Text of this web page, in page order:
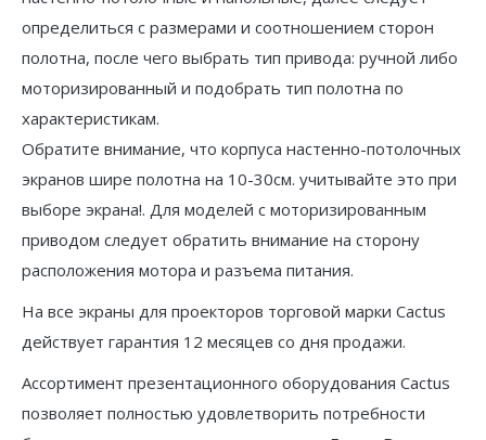
определиться с размерами и соотношением сторон
полотна, после чего выбрать тип привода: ручной либо
моторизированный и подобрать тип полотна по
характеристикам.
Обратите внимание, что корпуса настенно-потолочных
экранов шире полотна на 10-30см. учитывайте это при
выборе экрана!. Для моделей с моторизированным
приводом следует обратить внимание на сторону
расположения мотора и разъема питания.
На все экраны для проекторов торговой марки Cactus
действует гарантия 12 месяцев со дня продажи.
Ассортимент презентационного оборудования Cactus
позволяет полностью удовлетворить потребности